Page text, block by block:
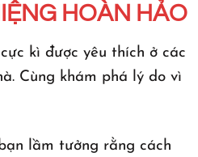
HOÀN HẢO
cực kì được yêu thích ở các
Cùng khám phá lý do vì
lầm tưởng rằng cách